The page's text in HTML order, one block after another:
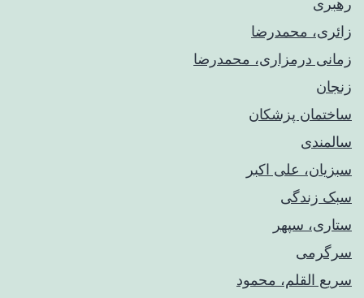
رهبری
زائری، محمدرضا
زمانی درمزاری، محمدرضا
زنجان
ساختمان پزشکان
سالمندی
سبزیان، علی اکبر
سبک زندگی
ستاری، سپهر
سرگرمی
سریع القلم، محمود